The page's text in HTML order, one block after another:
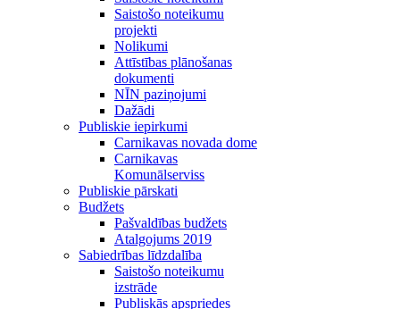
Saistošo noteikumu
projekti
Nolikumi
Attīstības plānošanas
dokumenti
NĪN paziņojumi
Dažādi
Publiskie iepirkumi
Carnikavas novada dome
Carnikavas
Komunālserviss
Publiskie pārskati
Budžets
Pašvaldības budžets
Atalgojums 2019
Sabiedrības līdzdalība
Saistošo noteikumu
izstrāde
Publiskās apspriedes